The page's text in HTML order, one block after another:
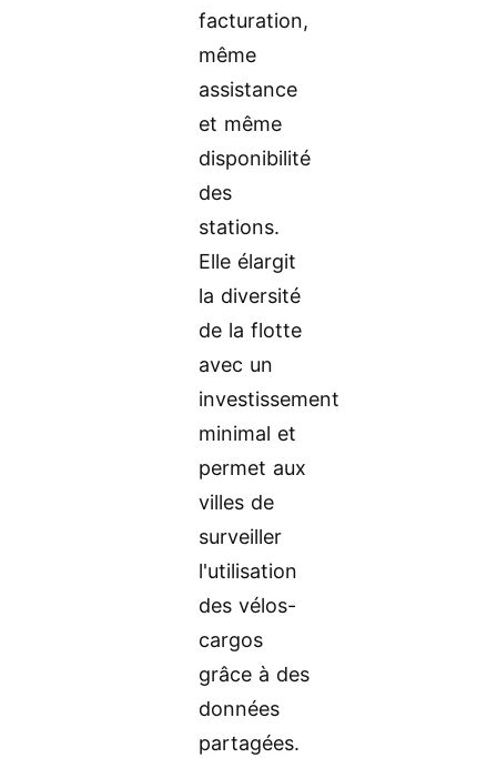
facturation,
même
assistance
et même
disponibilité
des
stations.
Elle élargit
la diversité
de la flotte
avec un
investissement
minimal et
permet aux
villes de
surveiller
l'utilisation
des vélos-
cargos
grâce à des
données
partagées.